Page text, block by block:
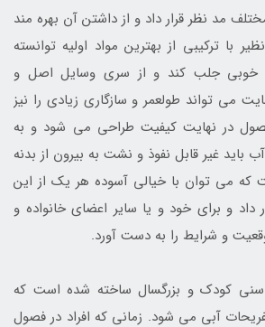
مد نظر قرار داد و از داشتن آن بهره مند
با ترکیبی از بهترین مواد اولیه توانسته
خوبی جلب کند و از سری وسایل اصل و
می تواند طولعمر و سازگاری زیادی را نیز
در نهایت کیفیت طراحی می شود و به
باید غیر قابل نفوذ و نشت به بیرون از بدنه
که می توان با خیالی آسوده هر یک از این
داد و برای خود و یا سایر اعضای خانواده و
و شرایط را به دست آورد.
سنی کودک و بزرگسال ساخته شده است که
آبی می شود. زمانی که افراد در فصول